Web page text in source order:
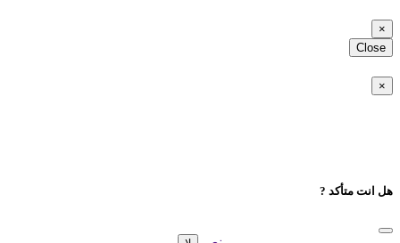
×
Close
×
هل انت متأكد ?